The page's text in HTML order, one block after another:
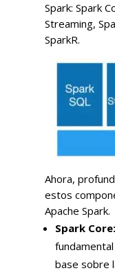
Spark: Spark
Streaming,
SparkR.
Ahora,
estos
Apache Spark.
Spark Core:
base sobre